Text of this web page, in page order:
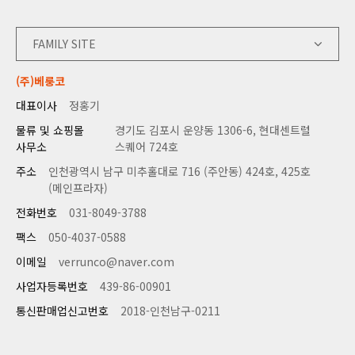
FAMILY SITE
(주)베룽코
대표이사
정홍기
물류 및 쇼핑몰
사무소
경기도 김포시 운양동 1306-6, 현대센트럴
스퀘어 724호
주소
인천광역시 남구 미추홀대로 716 (주안동) 424호, 425호
(메인프라자)
전화번호
031-8049-3788
팩스
050-4037-0588
이메일
verrunco@naver.com
사업자등록번호
439-86-00901
통신판매업신고번호
2018-인천남구-0211